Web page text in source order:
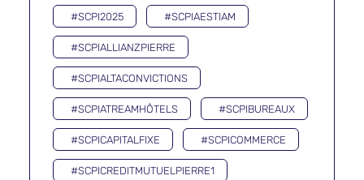
#SCPI2025 #SCPIAESTIAM
#SCPIALLIANZPIERRE
#SCPIALTACONVICTIONS
#SCPIATREAMHÔTELS #SCPIBUREAUX
#SCPICAPITALFIXE #SCPICOMMERCE
#SCPICREDITMUTUELPIERRE1